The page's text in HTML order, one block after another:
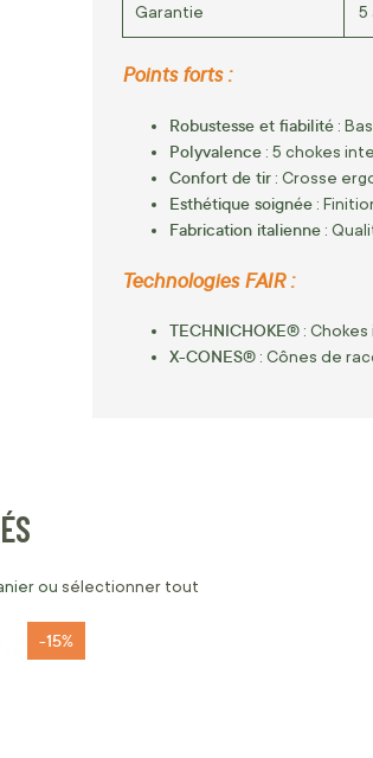
Garantie 5
Points forts :
Robustesse et fiabilité :
Polyvalence : 5 chokes
Confort de tir : Crosse
Esthétique soignée :
Fabrication italienne :
Technologies FAIR :
TECHNICHOKE® :
X-CONES® : Cônes de
ou sélectionner tout
-15%